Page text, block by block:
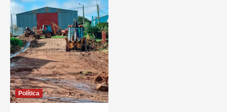
Política